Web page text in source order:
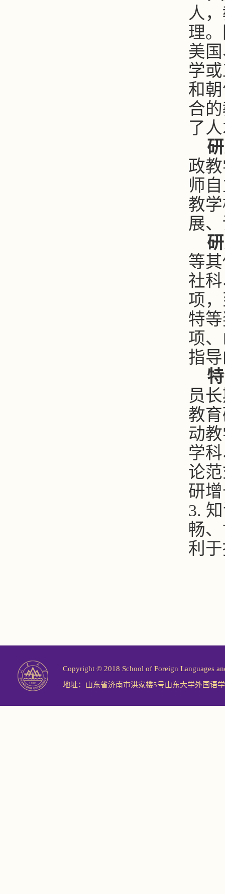
人
理
美
学
和
合
了
政
师
教
展
等
社
项
特
项、
指
员
教
动
学
论
研
3.
畅
利
Copyright © 2018 School of Foreign Languages
地址：山东省济南市洪家楼5号山东大学外国语